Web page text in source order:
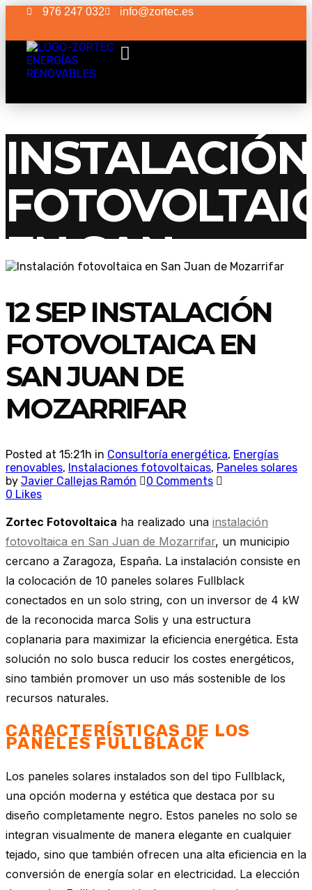
976 247 032 info@zortec.es
INSTALACIÓN
EN SAN
JUAN DE
MOZARRIFAR
12 SEPINSTALACIÓN
FOTOVOLTAICA EN
SAN JUAN DE
MOZARRIFAR
Posted at 15:21h in Consultoría energética, Energías
renovables, Instalaciones fotovoltaicas, Paneles solares
by Javier Callejas Ramón
0 Comments
0 Likes
Zortec Fotovoltaica ha realizado una instalación
fotovoltaica en San Juan de Mozarrifar, un municipio
cercano a Zaragoza, España. La instalación consiste en
la colocación de 10 paneles solares Fullblack
conectados en un solo string, con un inversor de 4 kW
de la reconocida marca Solis y una estructura
coplanaria para maximizar la eficiencia energética. Esta
solución no solo busca reducir los costes energéticos,
sino también promover un uso más sostenible de los
recursos naturales.
CARACTERÍSTICAS DE LOS
PANELES FULLBLACK
Los paneles solares instalados son del tipo Fullblack,
una opción moderna y estética que destaca por su
diseño completamente negro. Estos paneles no solo se
integran visualmente de manera elegante en cualquier
tejado, sino que también ofrecen una alta eficiencia en la
conversión de energía solar en electricidad. La elección